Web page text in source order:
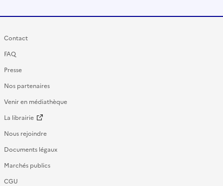
Contact
FAQ
Presse
Nos partenaires
Venir en médiathèque
La librairie
Nous rejoindre
Documents légaux
Marchés publics
CGU